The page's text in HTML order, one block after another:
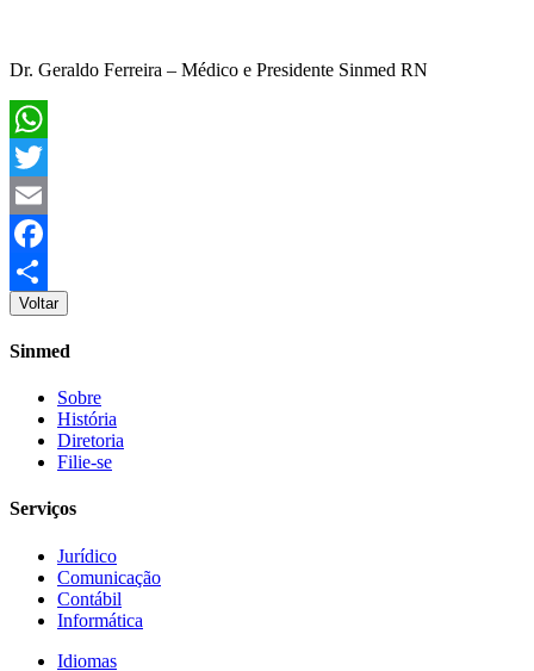
Dr. Geraldo Ferreira – Médico e Presidente Sinmed RN
WhatsApp
Twitter
Email
Facebook
Share
Voltar
Sinmed
Sobre
História
Diretoria
Filie-se
Serviços
Jurídico
Comunicação
Contábil
Informática
Idiomas